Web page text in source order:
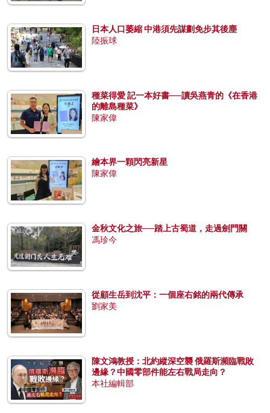
日本人口萎縮 中港須先謀劃免步其後塵
陸振球
種菜得愛 記一本好書──讀吳燕青的《在香港
的離島種菜》
陳家偉
繪本界一顆閃亮新星
陳家偉
金秋文化之旅──踏上古蜀道，走過劍門關
馮珍今
從顧生岳到沈平：一個座右銘的兩代傳承
劉家美
陳文鴻教授：北約縱深空襲 俄羅斯瀕臨戰敗
邊緣？中國零部件能左右戰局走向？
本社編輯部